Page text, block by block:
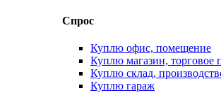
Спрос
Куплю офис, помещение
Куплю магазин, торговое
Куплю склад,
Куплю гараж